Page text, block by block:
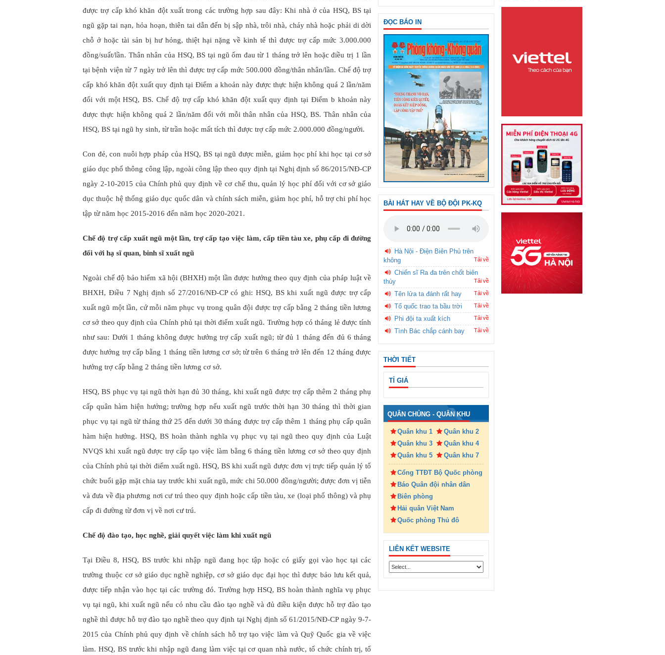
được trợ cấp khó khăn đột xuất trong các trường hợp sau đây: Khi nhà ở của HSQ, BS tại
ngũ gặp tai nạn, hỏa hoạn, thiên tai dẫn đến bị sập nhà, trôi nhà, cháy nhà hoặc phải di dời
chỗ ở hoặc tài sản bị hư hỏng, thiệt hại nặng về kinh tế thì được trợ cấp mức 3.000.000
đồng/suất/lần. Thân nhân của HSQ, BS tại ngũ ốm đau từ 1 tháng trở lên hoặc điều trị 1 lần
tại bệnh viện từ 7 ngày trở lên thì được trợ cấp mức 500.000 đồng/thân nhân/lần. Chế độ trợ
cấp khó khăn đột xuất quy định tại Điểm a khoản này được thực hiện không quá 2 lần/năm
đối với một HSQ, BS. Chế độ trợ cấp khó khăn đột xuất quy định tại Điểm b khoản này
được thực hiện không quá 2 lần/năm đối với mỗi thân nhân của HSQ, BS. Thân nhân của
HSQ, BS tại ngũ hy sinh, từ trần hoặc mất tích thì được trợ cấp mức 2.000.000 đồng/người.
Con đẻ, con nuôi hợp pháp của HSQ, BS tại ngũ được miễn, giảm học phí khi học tại cơ sở
giáo dục phổ thông công lập, ngoài công lập theo quy định tại Nghị định số 86/2015/NĐ-CP
ngày 2-10-2015 của Chính phủ quy định về cơ chế thu, quản lý học phí đối với cơ sở giáo
dục thuộc hệ thống giáo dục quốc dân và chính sách miễn, giảm học phí, hỗ trợ chi phí học
tập từ năm học 2015-2016 đến năm học 2020-2021.
Chế độ trợ cấp xuất ngũ một lần, trợ cấp tạo việc làm, cấp tiền tàu xe, phụ cấp đi đường
đối với hạ sĩ quan, binh sĩ xuất ngũ
Ngoài chế độ bảo hiểm xã hội (BHXH) một lần được hưởng theo quy định của pháp luật về
BHXH, Điều 7 Nghị định số 27/2016/NĐ-CP có ghi: HSQ, BS khi xuất ngũ được trợ cấp
xuất ngũ một lần, cứ mỗi năm phục vụ trong quân đội được trợ cấp bằng 2 tháng tiền lương
cơ sở theo quy định của Chính phủ tại thời điểm xuất ngũ. Trường hợp có tháng lẻ được tính
như sau: Dưới 1 tháng không được hưởng trợ cấp xuất ngũ; từ đủ 1 tháng đến đủ 6 tháng
được hưởng trợ cấp bằng 1 tháng tiền lương cơ sở; từ trên 6 tháng trở lên đến 12 tháng được
hưởng trợ cấp bằng 2 tháng tiền lương cơ sở.
HSQ, BS phục vụ tại ngũ thời hạn đủ 30 tháng, khi xuất ngũ được trợ cấp thêm 2 tháng phụ
cấp quân hàm hiện hưởng; trường hợp nếu xuất ngũ trước thời hạn 30 tháng thì thời gian
phục vụ tại ngũ từ tháng thứ 25 đến dưới 30 tháng được trợ cấp thêm 1 tháng phụ cấp quân
hàm hiện hưởng. HSQ, BS hoàn thành nghĩa vụ phục vụ tại ngũ theo quy định của Luật
NVQS khi xuất ngũ được trợ cấp tạo việc làm bằng 6 tháng tiền lương cơ sở theo quy định
của Chính phủ tại thời điểm xuất ngũ. HSQ, BS khi xuất ngũ được đơn vị trực tiếp quản lý tổ
chức buổi gặp mặt chia tay trước khi xuất ngũ, mức chi 50.000 đồng/người; được đơn vị tiễn
và đưa về địa phương nơi cư trú theo quy định hoặc cấp tiền tàu, xe (loại phổ thông) và phụ
cấp đi đường từ đơn vị về nơi cư trú.
Chế độ đào tạo, học nghề, giải quyết việc làm khi xuất ngũ
Tại Điều 8, HSQ, BS trước khi nhập ngũ đang học tập hoặc có giấy gọi vào học tại các
trường thuộc cơ sở giáo dục nghề nghiệp, cơ sở giáo dục đại học thì được bảo lưu kết quả,
được tiếp nhận vào học tại các trường đó. Trường hợp HSQ, BS hoàn thành nghĩa vụ phục
vụ tại ngũ, khi xuất ngũ nếu có nhu cầu đào tạo nghề và đủ điều kiện được hỗ trợ đào tạo
nghề thì được hỗ trợ đào tạo nghề theo quy định tại Nghị định số 61/2015/NĐ-CP ngày 9-7-
2015 của Chính phủ quy định về chính sách hỗ trợ tạo việc làm và Quỹ Quốc gia về việc
làm. HSQ, BS trước khi nhập ngũ đang làm việc tại cơ quan nhà nước, tổ chức chính trị, tổ
ĐỌC BÁO IN
BÀI HÁT HAY VỀ BỘ ĐỘI PK-KQ
Hà Nội - Điện Biên Phủ trên
không
Tải về
Chiến sĩ Ra đa trên chốt biên
thùy
Tải về
Tên lửa ta đánh rất hay Tải về
Tổ quốc trao ta bầu trời Tải về
Phi đội ta xuất kích Tải về
Tình Bác chắp cánh bay Tải về
THỜI TIẾT
TỈ GIÁ
QUÂN CHỦNG - QUÂN KHU
Quân khu 1
Quân khu 2
Quân khu 3
Quân khu 4
Quân khu 5
Quân khu 7
Cổng TTĐT Bộ Quốc phòng
Báo Quân đội nhân dân
Biên phòng
Hải quân Việt Nam
Quốc phòng Thủ đô
LIÊN KẾT WEBSITE